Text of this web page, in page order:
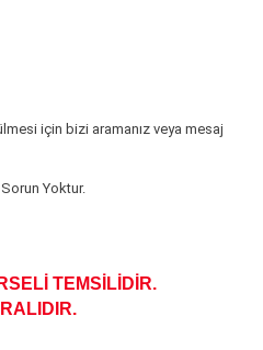
için bizi aramanız veya mesaj
Yoktur.
TEMSİLİDİR.